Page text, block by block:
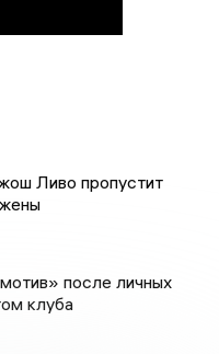
Ливо пропустит
после личных
клуба